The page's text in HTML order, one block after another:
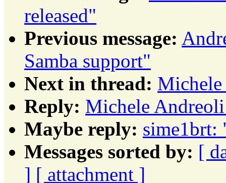
released"
Previous message:
Samba support"
Next in thread:
Reply: Michele
Maybe reply: sime1brt:
Messages sorted by: [
] [ attachment ]